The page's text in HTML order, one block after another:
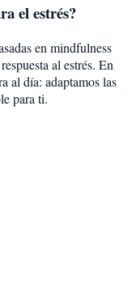
el estrés?
en mindfulness
al estrés. En
al día: adaptamos las
para ti.